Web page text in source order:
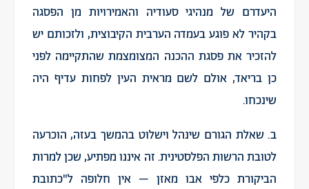
היעדרם של מנהיגי סעודיה והאמירויות מן הפסגה
בקהיר לא פוגע בעמדה הערבית הקיבוצית, ולזכותם יש
להזכיר את פסגת ההכנה המצומצמת שהתקיימה לפני
כן בריאד, אולם לשם מראית העין לפחות עדיף היה
שינכחו.
ב. שאלת הגורם שינהל וישלוט בהמשך בעזה, הוכרעה
לטובת הרשות הפלסטינית. זה איננו מפתיע, שכן למרות
הביקורת כלפי אבו מאזן – אין חלופה ל"כתובת